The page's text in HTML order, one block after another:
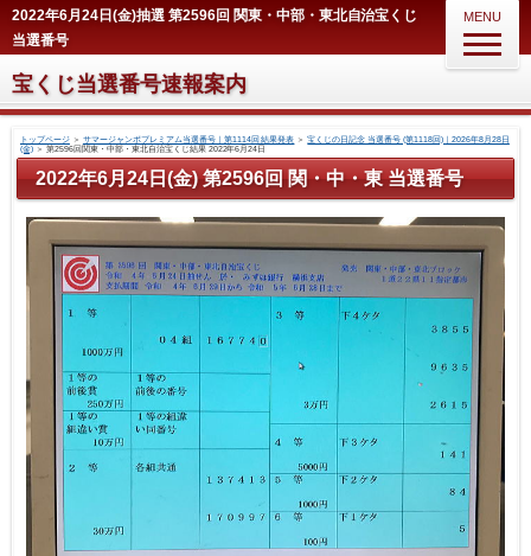
2022年6月24日(金)抽選 第2596回 関東・中部・東北自治宝くじ
当選番号
宝くじ当選番号速報案内
MENU
トップページ＞ サマージャンボプレミアム当選番号｜第1114回 結果発表 ＞宝くじの日記念 当選番号 (第1118回)｜2026年8月28日
(金)＞ 第2596回関東・中部・東北自治宝くじ結果 2022年6月24日
2022年6月24日(金) 第2596回 関・中・東 当選番号